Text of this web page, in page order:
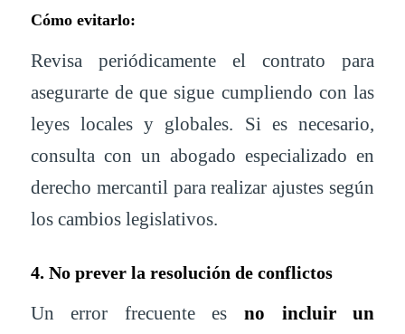
Cómo evitarlo:
Revisa periódicamente el contrato para
asegurarte de que sigue cumpliendo con las
leyes locales y globales. Si es necesario,
consulta con un abogado especializado en
derecho mercantil para realizar ajustes según
los cambios legislativos.
4. No prever la resolución de conflictos
Un error frecuente esno incluir un